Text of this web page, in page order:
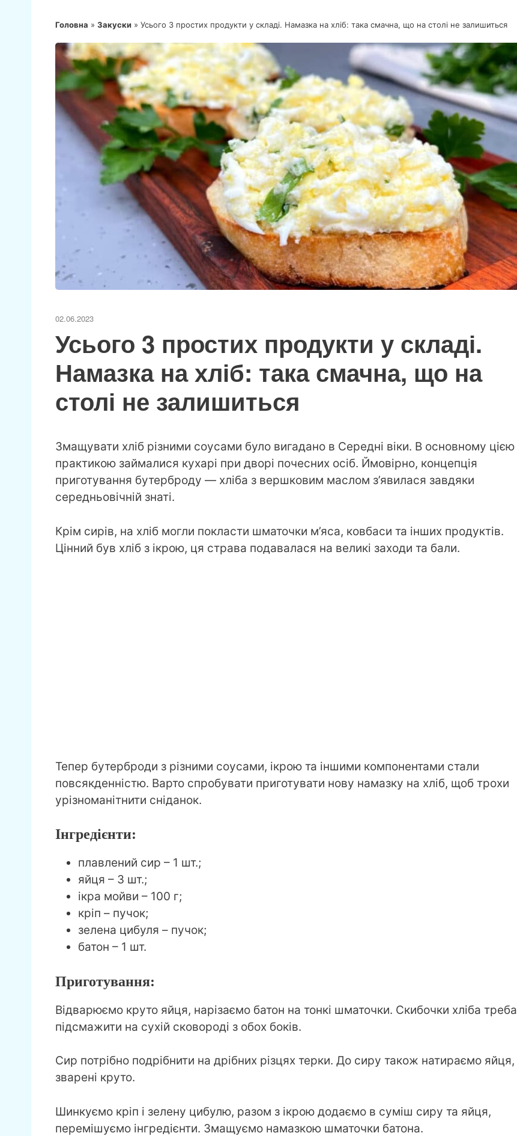
Головна » Закуски » Усього 3 простих продукти у складі. Намазка на хліб: така смачна, що на столі не залишиться
02.06.2023
Усього 3 простих продукти у складі.
Намазка на хліб: така смачна, що на
столі не залишиться
Змащувати хліб різними соусами було вигадано в Середні віки. В основному цією
практикою займалися кухарі при дворі почесних осіб. Ймовірно, концепція
приготування бутерброду — хліба з вершковим маслом з’явилася завдяки
середньовічній знаті.
Крім сирів, на хліб могли покласти шматочки м’яса, ковбаси та інших продуктів.
Цінний був хліб з ікрою, ця страва подавалася на великі заходи та бали.
Тепер бутерброди з різними соусами, ікрою та іншими компонентами стали
повсякденністю. Варто спробувати приготувати нову намазку на хліб, щоб трохи
урізноманітнити сніданок.
Інгредієнти:
плавлений сир – 1 шт.;
яйця – 3 шт.;
ікра мойви – 100 г;
кріп – пучок;
зелена цибуля – пучок;
батон – 1 шт.
Приготування:
Відварюємо круто яйця, нарізаємо батон на тонкі шматочки. Скибочки хліба треба
підсмажити на сухій сковороді з обох боків.
Сир потрібно подрібнити на дрібних різцях терки. До сиру також натираємо яйця,
зварені круто.
Шинкуємо кріп і зелену цибулю, разом з ікрою додаємо в суміш сиру та яйця,
перемішуємо інгредієнти. Змащуємо намазкою шматочки батона.